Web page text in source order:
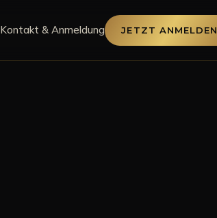
Kontakt & Anmeldung JETZT ANMELDEN